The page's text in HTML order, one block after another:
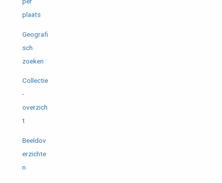
plaats
Geografi
sch
zoeken
Collectie
-
overzich
t
Beeldov
erzichte
n